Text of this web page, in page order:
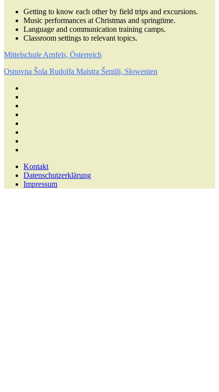
Getting to know each other by field trips and excursions.
Music performances at Christmas and springtime.
Language and communication training camps.
Classroom settings to relevant topics.
Mittelschule Arnfels, Österreich
Osnovna Šola Rudolfa Maistra Šentilj, Slowenien
Kontakt
Datenschutzerklärung
Impressum